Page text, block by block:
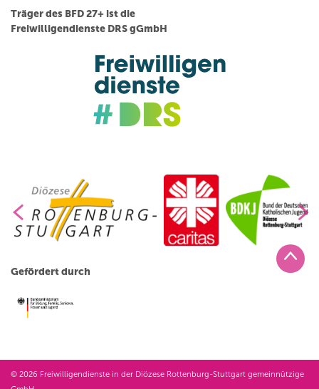
Träger des BFD 27+ ist die
Freiwilligendienste DRS gGmbH
Gefördert durch
© 2026 Freiwilligendienste in der Diözese Rottenburg-Stuttgart gemeinnützige